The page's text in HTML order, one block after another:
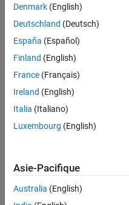
Examples
The callback function,
object, cgvObj
where
function
See Also
Denmark (English)
Deutschland (Deutsch)
España (Español)
Finland (English)
France (Français)
Ireland (English)
Italia (Italiano)
Luxembourg (English)
Asie-Pacifique
Australia (English)